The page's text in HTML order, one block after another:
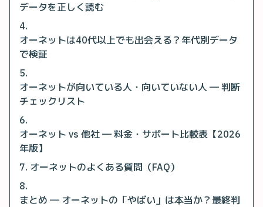
データを正しく読む
オーネットは40代以上でも出会える？年代別データ
で検証
オーネットが向いている人・向いていない人 ― 判断
チェックリスト
オーネット vs 他社 ― 料金・サポート比較表【2026
年版】
オーネットのよくある質問（FAQ）
まとめ ― オーネットの「やばい」は本当か？最終判